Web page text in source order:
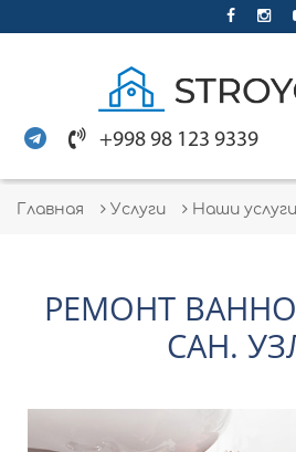
+998 98 123 9339
Главная Услуги Наши услуги
РЕМОНТ
САН.